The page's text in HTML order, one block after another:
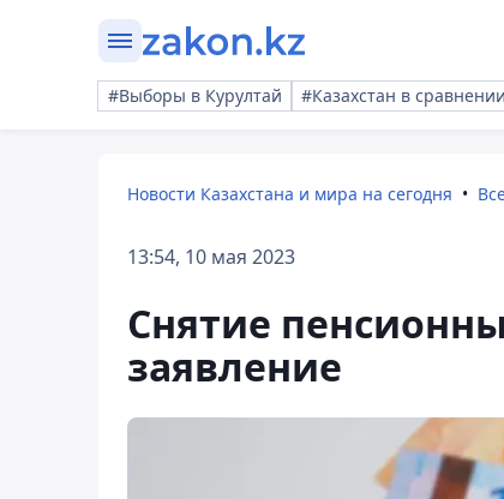
#Выборы в Курултай #Казахстан в сравнении
Новости Казахстана и мира на сегодня
13:54, 10 мая 2023
Снятие
заявление